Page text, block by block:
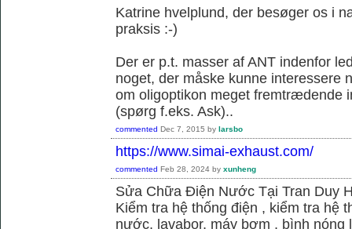
Katrine hvelplund, der besøger os i
praksis :-)
Der er p.t. masser af ANT indenfor
noget, der måske kunne interessere
om oligoptikon meget fremtrædende
(spørg f.eks. Ask)..
commented Dec 7, 2015 by larsbo
https://www.simai-exhaust.com/
commented Feb 28, 2024 by xunheng
Sửa Chữa Điện Nước Tại Tran Duy
Kiểm tra hệ thống điện , kiểm tra hệ
nước, lavabor, máy bơm , bình nóng